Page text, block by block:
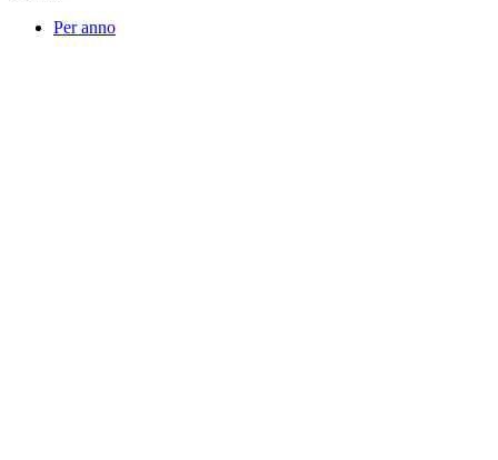
Per anno